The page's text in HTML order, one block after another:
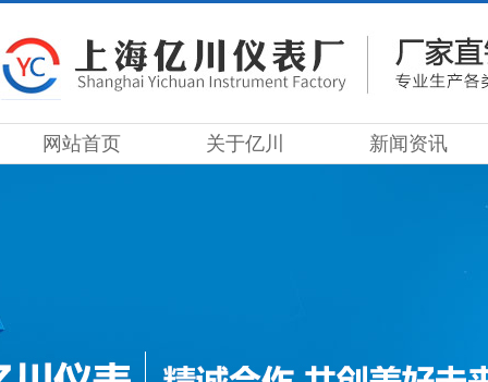
网站首页 关于亿川 新闻资讯